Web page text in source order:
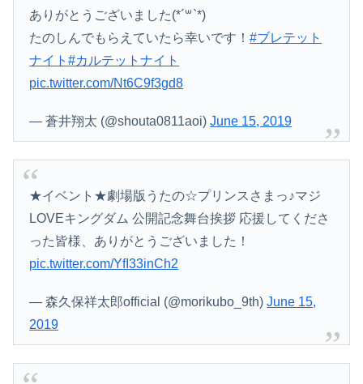
ありがとうございました(*´꒳`*)
たのしんでもらえていたら幸いです！#ブレテット
ナイト#カルテットナイト
pic.twitter.com/Nt6C9f3gd8
— 蒼井翔太 (@shouta0811aoi)June 15, 2019
★イベント★劇場版うたの☆プリンスさまっ♪マジ
LOVEキングダム 公開記念舞台挨拶 応援してくださ
った皆様、ありがとうございました！
pic.twitter.com/YfI33inCh2
— 森久保祥太郎official (@morikubo_9th)June 15,
2019